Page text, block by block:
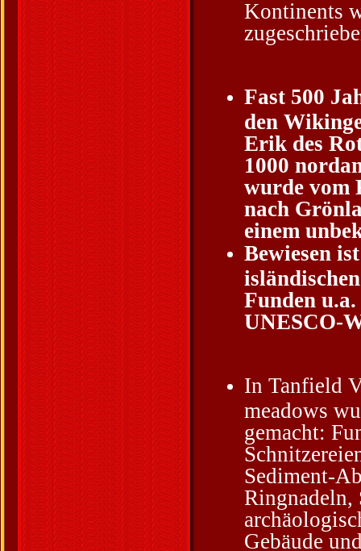
Kontinents
Fast 500
den
Erik des
1000
wurde vom
nach
einem
Bewiesen
Funden
UNESCO-
In Tanfield
meadows
gemacht:
Sediment-
Ringnadeln,
Gebäude